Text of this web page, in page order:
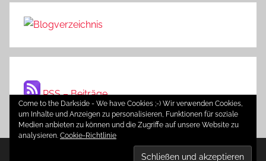
RSS – Beiträge
Come to the Darkside - We have Cookies ;-) Wir verwenden Cookies,
um Inhalte und Anzeigen zu personalisieren, Funktionen für soziale
Medien anbieten zu können und die Zugriffe auf unsere Website zu
analysieren. Cookie-Richtlinie